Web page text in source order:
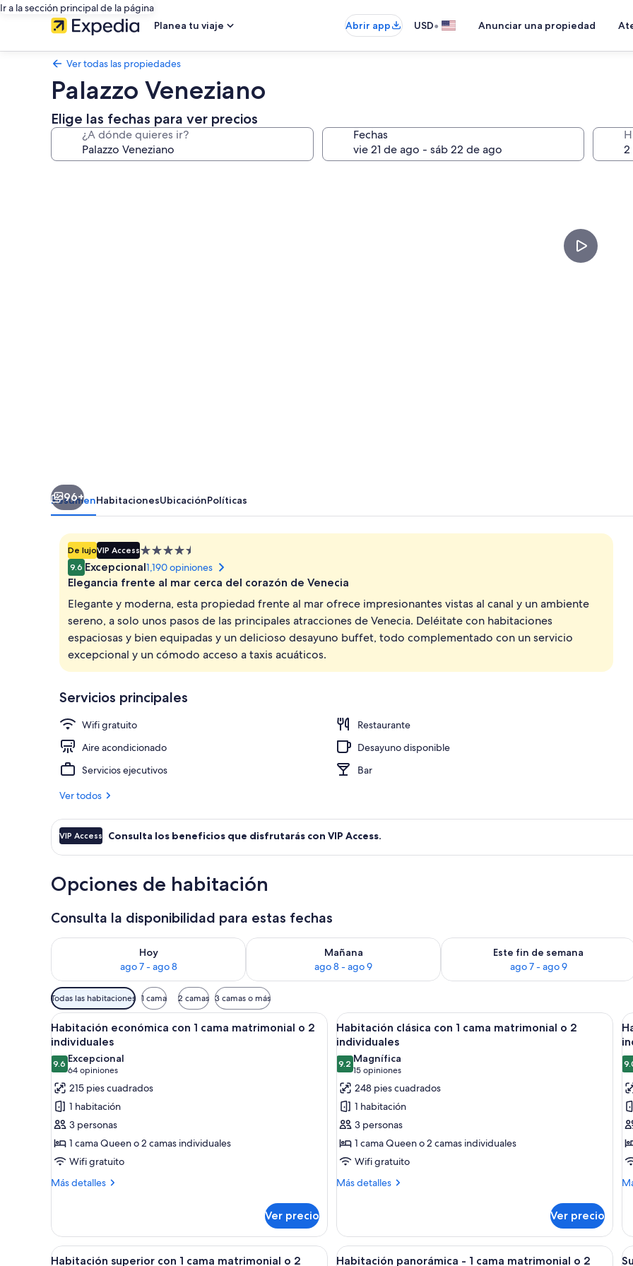
Ir a la sección principal de la página
Planea tu viaje
Abrir app USD• Anunciar una propiedad
Ver todas las propiedades
Palazzo Veneziano
Elige las fechas para ver precios
¿A dónde quieres ir? Fechas
Suite de lujo (Private SPA) | Edredón, minibar, caja de seguridad en la habitación y escritorio
96+
ResumenHabitacionesUbicaciónPolíticas
De lujoVIP AccessPropiedad
de
4.5
9.6 Excepcional1,190 opiniones
Elegancia frente al mar cerca del corazón de Venecia
Elegante y moderna, esta propiedad frente al mar ofrece impresionantes vistas al canal y un ambiente
sereno, a solo unos pasos de las principales atracciones de Venecia. Deléitate con habitaciones
espaciosas y bien equipadas y un delicioso desayuno buffet, todo complementado con un servicio
excepcional y un cómodo acceso a taxis acuáticos.
Servicios principales
Wifi gratuito
Restaurante
Aire acondicionado
Desayuno disponible
Servicios ejecutivos
Bar
Ver todos
VIP Access Consulta los beneficios que disfrutarás con VIP Access.
Opciones de habitación
Consulta la disponibilidad para estas fechas
Hoy
ago 7 - ago 8
Consulta la disponibilidad para hoy ago 7 - ago 8
Mañana
ago 8 - ago 9
Consulta la disponibilidad para mañana ago 8 - ago 9
Este fin de semana
ago 7 - ago 9
Consulta la disponibilidad para este
Filtros
disponibles
para
las
habitaciones
Todas las habitaciones 1 cama 2 camas 3 camas o más
Abrir
todas
las
fotos
de
Habitación
económica
con
1
cama
matrimonial
individuales
Un dormitorio moderno con una cama grande, mesitas de noche, un escritorio y una silla.
7
Habitación económica con 1 cama matrimonial o 2
individuales
9.69.6 de 10
Excepcional
64 opiniones
(64
opiniones)
215 pies cuadrados
1 habitación
3 personas
1 cama Queen o 2 camas individuales
Wifi gratuito
Más detalles
Más
económica
con
1
Ver precio
Abrir
todas
las
fotos
de
Habitación
clásica
con
1
cama
matrimonial
individuales
Un dormitorio con cabecera
6
Habitación clásica con 1 cama matrimonial o 2
individuales
9.29.2 de 10
Magnífica
15 opiniones
(15
opiniones)
248 pies cuadrados
1 habitación
3 personas
1 cama Queen o 2 camas individuales
Wifi gratuito
Más detalles
Más
clásica
con
1
Ver precio
1
1
Abrir
Un dormitorio con un ventanal grande, una cama con cabecera capitonada, dos lámparas de noche y
4
Habitación superior con 1 cama matrimonial o 2
Abrir
Habitación de hotel con una cama
5
Habitación panorámica - 1 cama matrimonial o 2